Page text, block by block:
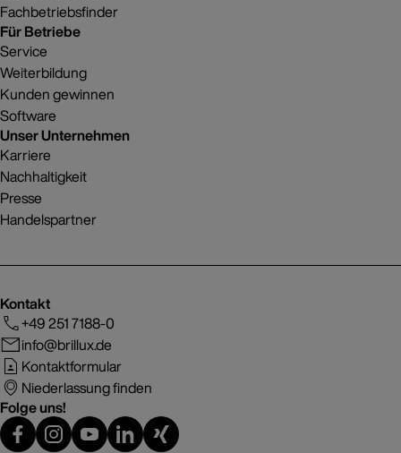
Fachbetriebsfinder
Für Betriebe
Service
Weiterbildung
Kunden gewinnen
Software
Unser Unternehmen
Karriere
Nachhaltigkeit
Presse
Handelspartner
Kontakt
+49 251 7188-0
info@brillux.de
Kontaktformular
Niederlassung finden
Folge uns!